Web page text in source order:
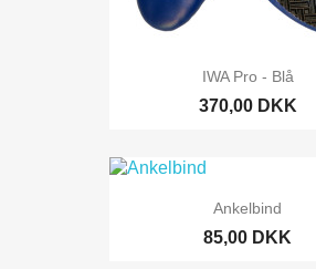
IWA Pro - Blå
370,00 DKK
Ankelbind
85,00 DKK